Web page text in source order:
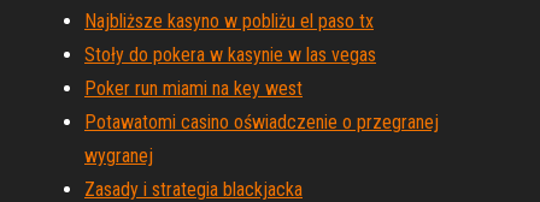
Najbliższe kasyno w pobliżu el paso tx
Stoły do ​​pokera w kasynie w las vegas
Poker run miami na key west
Potawatomi casino oświadczenie o przegranej
wygranej
Zasady i strategia blackjacka